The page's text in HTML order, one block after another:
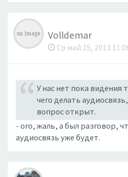
Volldemar
Ср май 15, 2013
​У нас нет пока видения
чего делать
вопрос открыт.
- ого, жаль, а был разговор,
аудиосвязь уже будет.